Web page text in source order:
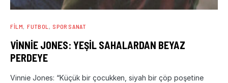
FILM FUTBOL SPOR SANAT
VINNIE JONES: YEŞIL SAHALARDAN BEYAZ
PERDEYE
Vinnie Jones: “Küçük bir çocukken, siyah bir çöp poşetine